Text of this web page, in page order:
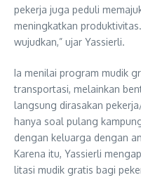
pekerja juga peduli
meningkatkan
wujudkan,” ujar Yassierli.
Ia menilai program mudik
transportasi, melainkan
langsung dirasakan
hanya soal pulang
dengan keluarga dengan
Karena itu, Yassierli
litasi mudik gratis bagi